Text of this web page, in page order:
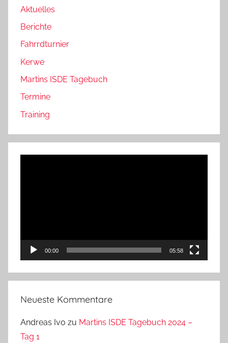
Aktuelles
Berichte
Fahrrdturnier
Kerwe
Martins ISDE Tagebuch
Termine
Training
00:00 05:58
Neueste Kommentare
Andreas Ivo zu Martins ISDE Tagebuch 2024 –
Tag 1